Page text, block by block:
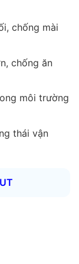
chống mài
chống ăn
môi trường
thái vận